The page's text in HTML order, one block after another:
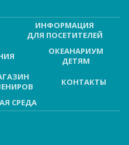
ИНФОРМАЦИЯ
ДЛЯ ПОСЕТИТЕЛЕЙ
ОКЕАНАРИУМ
ДЕТЯМ
КОНТАКТЫ
СРЕДА